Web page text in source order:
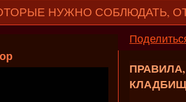
НУЖНО СОБЛЮДАТЬ,